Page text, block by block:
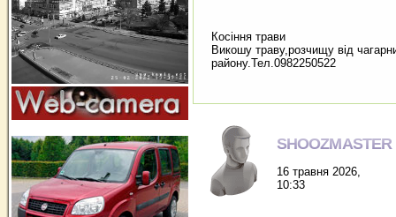
Косіння трави
Викошу траву,розчищу від
району.Тел.0982250522
SHOOZMASTER
16 травня 2026,
10:33